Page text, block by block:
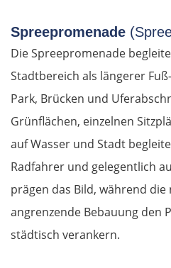
Spreepromenade
Die Spreepromenade
Stadtbereich als längerer
Park, Brücken und
Grünflächen, einzelnen
auf Wasser und Stadt
Radfahrer und gelegentlich
prägen das Bild, während
angrenzende Bebauung den
städtisch verankern.